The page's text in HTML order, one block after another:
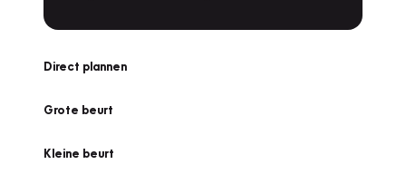
Direct plannen
Grote beurt
Kleine beurt